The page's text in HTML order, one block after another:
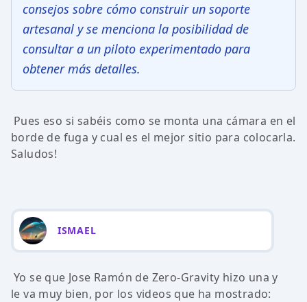
consejos sobre cómo construir un soporte
artesanal y se menciona la posibilidad de
consultar a un piloto experimentado para
obtener más detalles.
Pues eso si sabéis como se monta una cámara en el
borde de fuga y cual es el mejor sitio para colocarla.
Saludos!
ISMAEL
Yo se que Jose Ramón de Zero-Gravity hizo una y
le va muy bien, por los videos que ha mostrado: